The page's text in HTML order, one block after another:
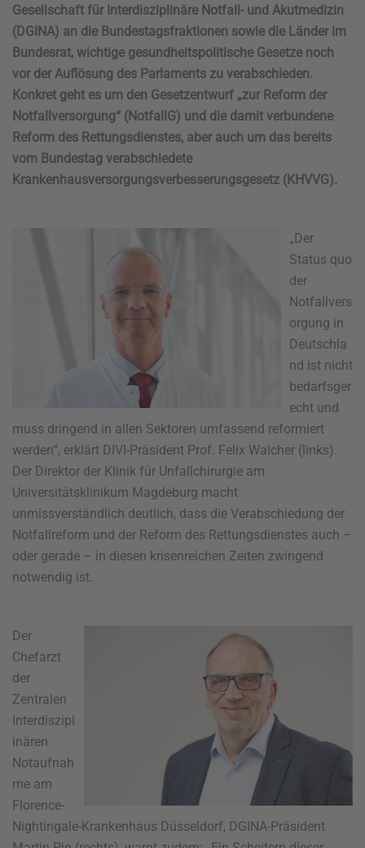
Gesellschaft für Interdisziplinäre Notfall- und Akutmedizin
(DGINA) an die Bundestagsfraktionen sowie die Länder im
Bundesrat, wichtige gesundheitspolitische Gesetze noch
vor der Auflösung des Parlaments zu verabschieden.
Konkret geht es um den Gesetzentwurf „zur Reform der
Notfallversorgung“ (NotfallG) und die damit verbundene
Reform des Rettungsdienstes, aber auch um das bereits
vom Bundestag verabschiedete
Krankenhausversorgungsverbesserungsgesetz (KHVVG).
„Der
Status quo
der
Notfallvers
orgung in
Deutschla
nd ist nicht
bedarfsger
echt und
muss dringend in allen Sektoren umfassend reformiert
werden“, erklärt DIVI-Präsident Prof. Felix Walcher (links).
Der Direktor der Klinik für Unfallchirurgie am
Universitätsklinikum Magdeburg macht
unmissverständlich deutlich, dass die Verabschiedung der
Notfallreform und der Reform des Rettungsdienstes auch –
oder gerade – in diesen krisenreichen Zeiten zwingend
notwendig ist.
Der
Chefarzt
der
Zentralen
Interdiszipl
inären
Notaufnah
me am
Florence-
Nightingale-Krankenhaus Düsseldorf, DGINA-Präsident